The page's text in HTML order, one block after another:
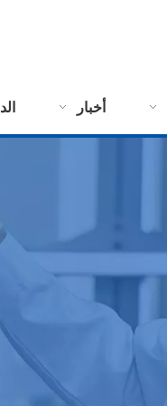
أخبار